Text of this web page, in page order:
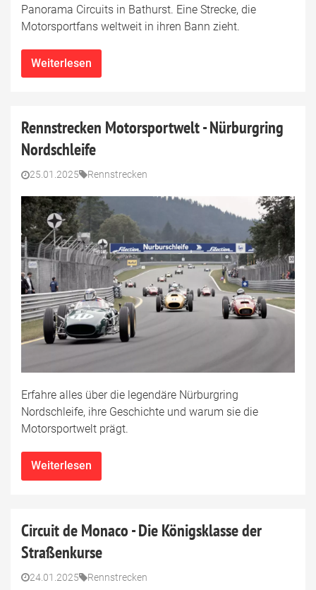
Panorama Circuits in Bathurst. Eine Strecke, die
Motorsportfans weltweit in ihren Bann zieht.
Weiterlesen
Rennstrecken Motorsportwelt - Nürburgring
Nordschleife
25.01.2025 Rennstrecken
Erfahre alles über die legendäre Nürburgring
Nordschleife, ihre Geschichte und warum sie die
Motorsportwelt prägt.
Weiterlesen
Circuit de Monaco - Die Königsklasse der
Straßenkurse
24.01.2025 Rennstrecken